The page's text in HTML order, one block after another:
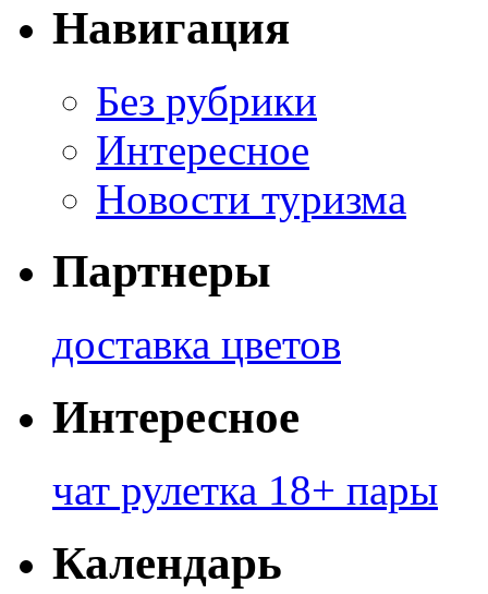
Навигация
Без рубрики
Интересное
Новости туризма
Партнеры
доставка цветов
Интересное
чат рулетка 18+ пары
Календарь